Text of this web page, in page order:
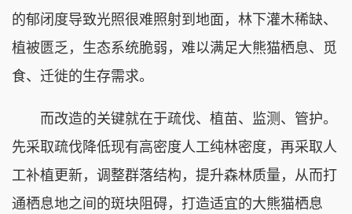
的郁闭度导致光照很难照射到地面，林下灌木稀缺、
植被匮乏，生态系统脆弱，难以满足大熊猫栖息、觅
食、迁徙的生存需求。
而改造的关键就在于疏伐、植苗、监测、管护。
先采取疏伐降低现有高密度人工纯林密度，再采取人
工补植更新，调整群落结构，提升森林质量，从而打
通栖息地之间的斑块阻碍，打造适宜的大熊猫栖息